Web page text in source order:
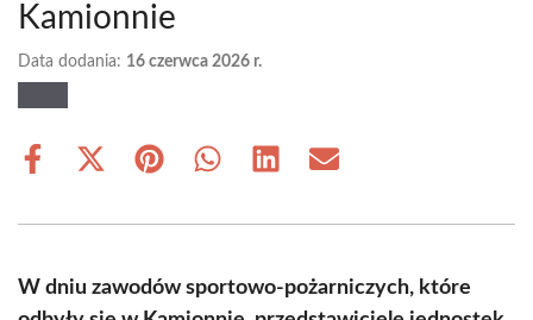
Kamionnie
Data dodania: 16 czerwca 2026 r.
Share
Share
(Twitter)
Share Share Share Share
W dniu zawodów sportowo-pożarniczych, które